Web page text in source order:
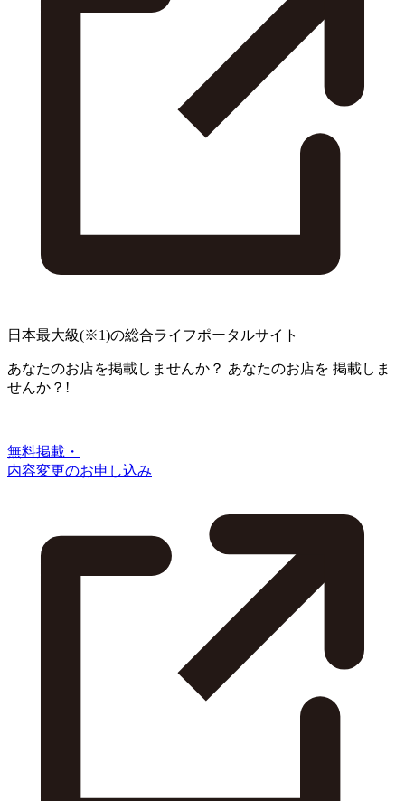
日本最大級(※1)の総合ライフポータルサイト
あなたのお店を掲載しませんか？ あなたのお店を 掲載しま
せんか？!
無料掲載・
内容変更のお申し込み